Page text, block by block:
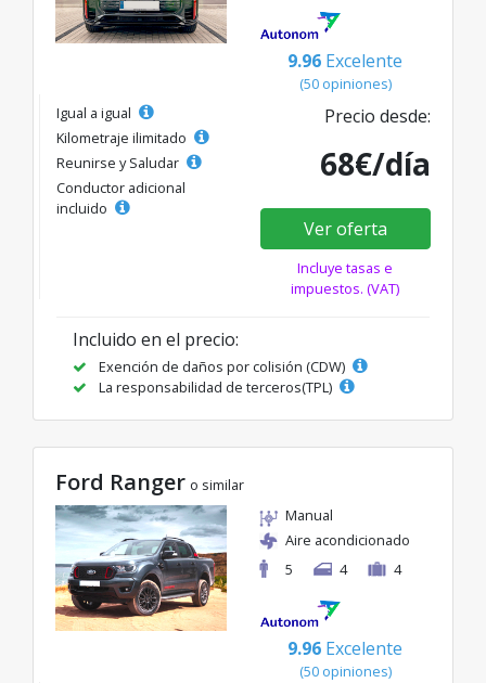
9.96 Excelente
(50 opiniones)
Igual a igual
Kilometraje ilimitado
Reunirse y Saludar
Conductor adicional
incluido
Precio desde:
68€/día
Ver oferta
Incluye tasas e
impuestos. (VAT)
Incluido en el precio:
Exención de daños por colisión (CDW)
La responsabilidad de terceros(TPL)
Ford Ranger o similar
Manual
Aire acondicionado
5
4 4
9.96 Excelente
(50 opiniones)